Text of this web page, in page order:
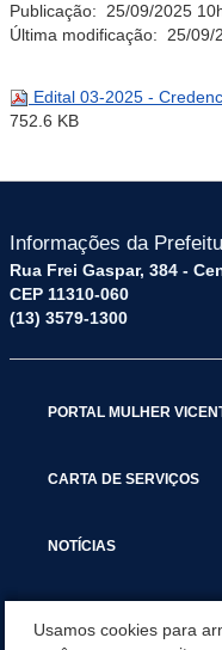
Publicação: 25/09/2025
Última modificação: 25/09/
Edital 03-2025 -
752.6 KB
Informações da
Rua Frei Gaspar, 384 -
CEP 11310-060
(13) 3579-1300
PORTAL MULHER
CARTA DE SERVIÇOS
NOTÍCIAS
Usamos cookies para